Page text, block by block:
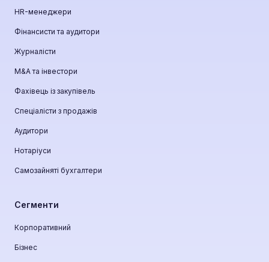
HR-менеджери
Фінансисти та аудитори
Журналісти
М&A та інвестори
Фахівець із закупівель
Спеціалісти з продажів
Аудитори
Нотаріуси
Самозайняті бухгалтери
Сегменти
Корпоративний
Бізнес